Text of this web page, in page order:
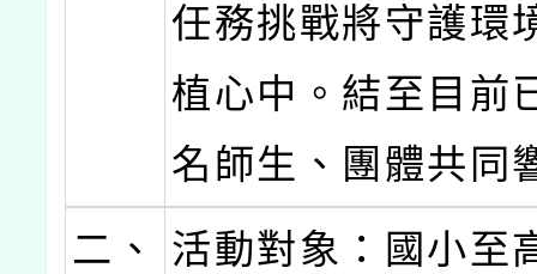
任務挑戰將守護環
植心中。結至目前
名師生、團體共同
二、
活動對象：國小至